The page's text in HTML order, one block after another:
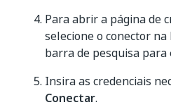
Para abrir a página de
selecione o conector
barra de pesquisa para
Insira as credenciais
Conectar.